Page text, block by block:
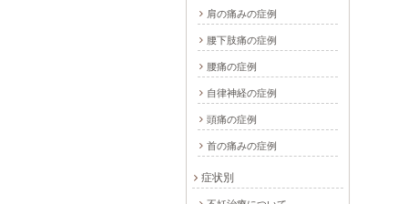
肩の痛みの症例
腰下肢痛の症例
腰痛の症例
自律神経の症例
頭痛の症例
首の痛みの症例
症状別